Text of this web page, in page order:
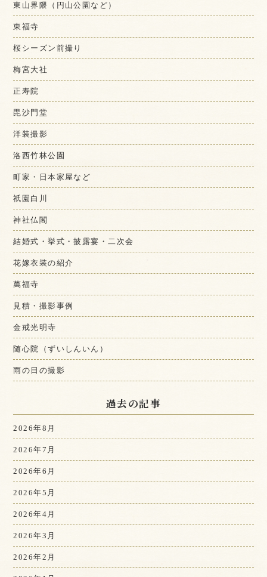
東山界隈（円山公園など）
東福寺
桜シーズン前撮り
梅宮大社
正寿院
毘沙門堂
洋装撮影
洛西竹林公園
町家・日本家屋など
祇園白川
神社仏閣
結婚式・挙式・披露宴・二次会
花嫁衣装の紹介
萬福寺
見積・撮影事例
金戒光明寺
随心院（ずいしんいん）
雨の日の撮影
過去の記事
2026年8月
2026年7月
2026年6月
2026年5月
2026年4月
2026年3月
2026年2月